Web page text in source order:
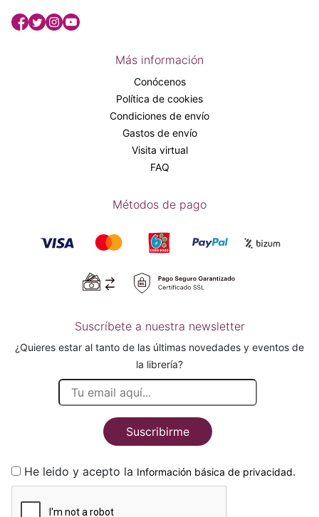
Más información
Conócenos
Política de cookies
Condiciones de envío
Gastos de envío
Visita virtual
FAQ
Métodos de pago
Suscríbete a nuestra newsletter
¿Quieres estar al tanto de las últimas novedades y eventos de
la librería?
Suscribirme
He leido y acepto la Información básica de privacidad.